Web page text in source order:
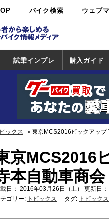
バイク検索
中古バイ
ク・新車検
カタログ検
索
ショップ検
索
ウェブ
試乗インプレ
試乗インプレ
一覧
ホンダ
ヤマハ
スズキ
カワサキ
ハーレー
BMW
トライアンフ
ドゥカティ
購入ガイド
一覧
ックス 東京MCS2016ピックアップ
京MCS2016
本自動車商会
日： 2016年03月26日（土） 更新日：
ゴリー: トピックス タグ: トピックス